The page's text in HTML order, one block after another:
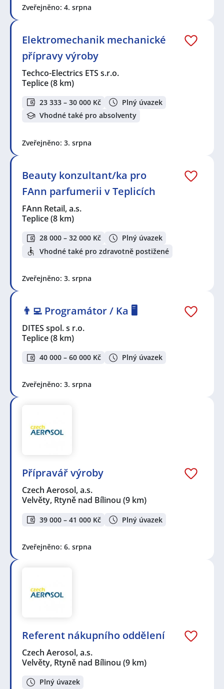
Zveřejněno: 4. srpna
Elektromechanik mechanické
přípravy výroby
Techco-Electrics ETS s.r.o.
Teplice(8 km)
23 333 – 30 000 Kč
Plný úvazek
Vhodné také pro absolventy
Zveřejněno: 3. srpna
Beauty konzultant/ka pro
FAnn parfumerii v Teplicích
FAnn Retail, a.s.
Teplice(8 km)
28 000 – 32 000 Kč
Plný úvazek
Vhodné také pro zdravotně postižené
Zveřejněno: 3. srpna
👨‍💻 Programátor / Ka 🖥️
DITES spol. s r.o.
Teplice(8 km)
40 000 – 60 000 Kč Plný úvazek
Zveřejněno: 3. srpna
Přípravář výroby
Czech Aerosol, a.s.
Velvěty, Rtyně nad Bílinou (9 km)
39 000 – 41 000 Kč Plný úvazek
Zveřejněno: 6. srpna
Referent nákupního oddělení
Czech Aerosol, a.s.
Velvěty, Rtyně nad Bílinou (9 km)
Plný úvazek